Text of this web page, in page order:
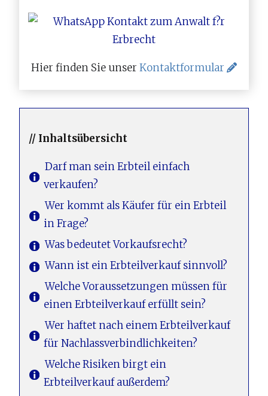
Hier finden Sie unser Kontaktformular
// Inhaltsübersicht
Darf man sein Erbteil einfach
verkaufen?
Wer kommt als Käufer für ein Erbteil
in Frage?
Was bedeutet Vorkaufsrecht?
Wann ist ein Erbteilverkauf sinnvoll?
Welche Voraussetzungen müssen für
einen Erbteilverkauf erfüllt sein?
Wer haftet nach einem Erbteilverkauf
für Nachlassverbindlichkeiten?
Welche Risiken birgt ein
Erbteilverkauf außerdem?